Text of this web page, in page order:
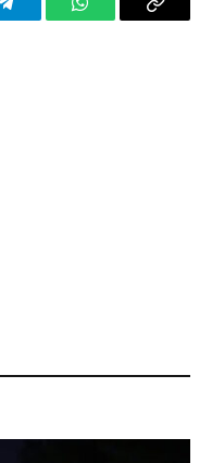
TelegramWhatsAppCopy